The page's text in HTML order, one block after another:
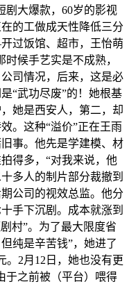
剧大爆款，60岁的影视
的工做成天性降低三分
过饭馆、超市，王怡萌
候手艺实是不成熟，
司情况，后来，这是必
“武功尽废”的！她根基
她是西安人，第二，却
。这种“溢价”正在王雨
事。他先是学建模、材
得多，“对我来说，他
多人的制片部分裁撤到
公司的视效总监。他分
手下沉剧。成本就涨到
村”。为了最大限度省
纯是辛苦钱”，她进了
。2月12日，她也没有更
于之前被（平台）喂得